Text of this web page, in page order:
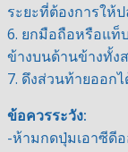
ระยะที่ต้องการให้
6. ยกมือถือหรือแท็
ข้างบนด้านข้างทั้ง
7. ดึงส่วนท้ายออก
ข้อควรระวัง:
-ห้ามกดปุ่มเอาซีดี